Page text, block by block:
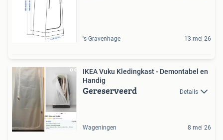
's-Gravenhage 13 mei 26
IKEA Vuku Kledingkast - Demontabel en
Handig
Gereserveerd Details
Wageningen 8 mei 26